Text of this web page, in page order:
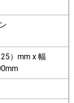
）mm x 幅